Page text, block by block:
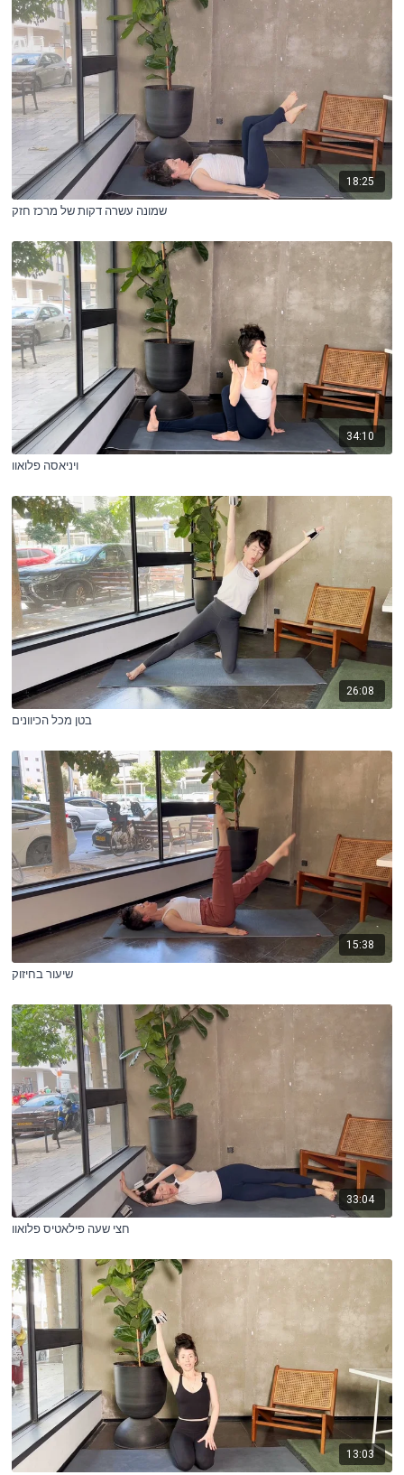
18:25
שמונה עשרה דקות של מרכז חזק
34:10
ויניאסה פלואוו
26:08
בטן מכל הכיוונים
15:38
שיעור בחיזוק
33:04
חצי שעה פילאטיס פלואוו
13:03